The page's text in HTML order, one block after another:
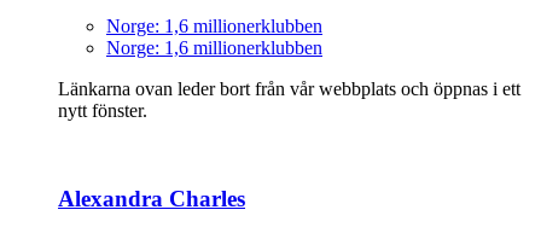
Norge: 1,6 millionerklubben
Norge: 1,6 millionerklubben
Länkarna ovan leder bort från vår webbplats och öppnas i ett
nytt fönster.
Alexandra Charles